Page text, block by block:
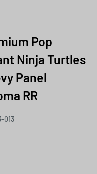
Pop
Ninja Turtles
Panel
RR
013